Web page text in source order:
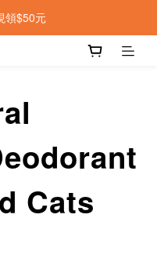
領$50元
Cats